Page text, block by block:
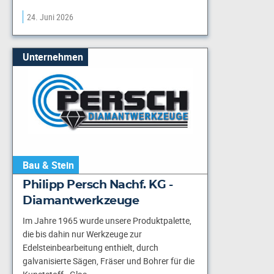
24. Juni 2026
Unternehmen
Bau & Stein
Philipp Persch Nachf. KG -
Diamantwerkzeuge
Im Jahre 1965 wurde unsere Produktpalette,
die bis dahin nur Werkzeuge zur
Edelsteinbearbeitung enthielt, durch
galvanisierte Sägen, Fräser und Bohrer für die